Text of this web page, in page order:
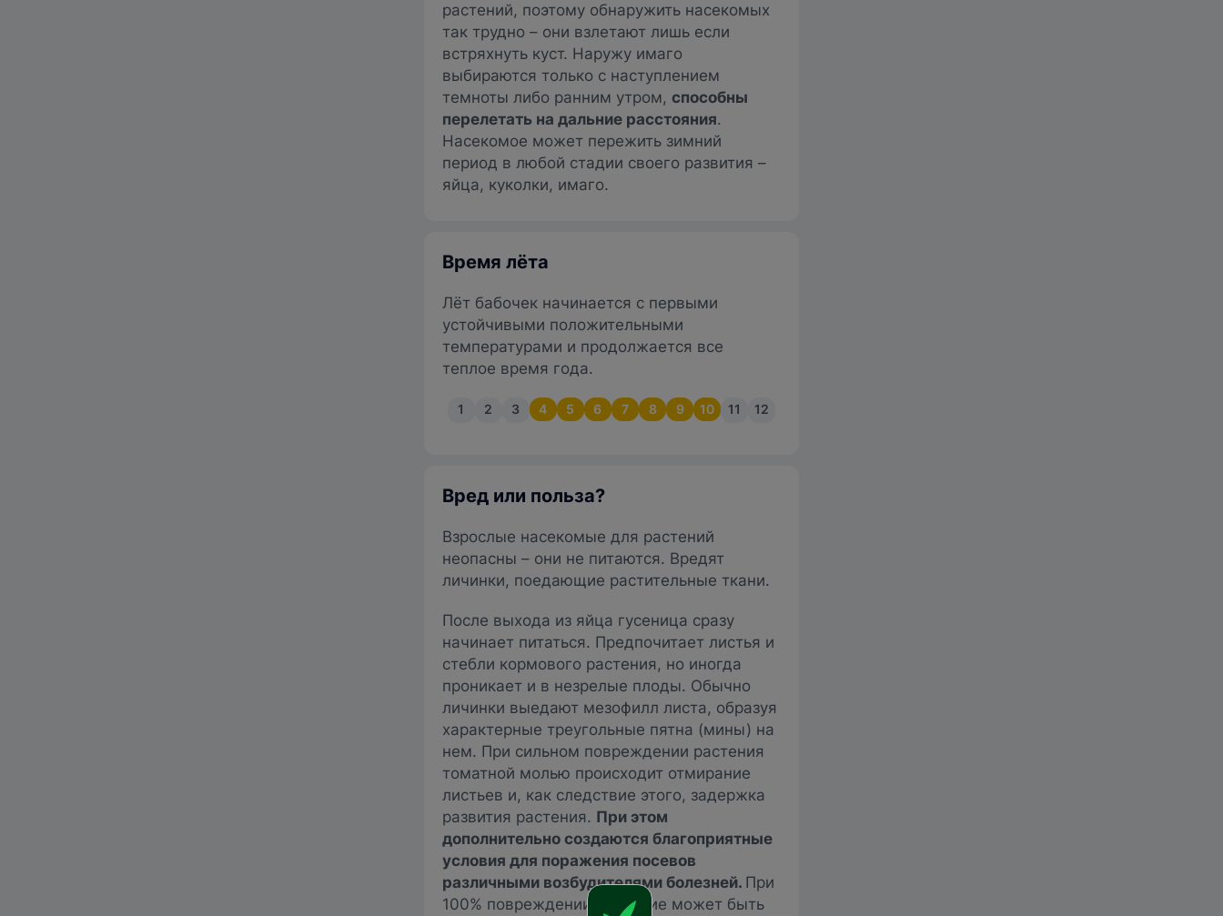
растений, поэтому обнаружить насекомых
так трудно – они взлетают лишь если
встряхнуть куст. Наружу имаго
выбираются только с наступлением
темноты либо ранним утром, способны
перелетать на дальние расстояния.
Насекомое может пережить зимний
период в любой стадии своего развития –
яйца, куколки, имаго.
Время лёта
Лёт бабочек начинается с первыми
устойчивыми положительными
температурами и продолжается все
теплое время года.
1 2 3 4 5 6 7 8 9 10 11 12
Вред или польза?
Взрослые насекомые для растений
неопасны – они не питаются. Вредят
личинки, поедающие растительные ткани.
После выхода из яйца гусеница сразу
начинает питаться. Предпочитает листья и
стебли кормового растения, но иногда
проникает и в незрелые плоды. Обычно
личинки выедают мезофилл листа, образуя
характерные треугольные пятна (мины) на
нем. При сильном повреждении растения
томатной молью происходит отмирание
листьев и, как следствие этого, задержка
развития растения. При этом
дополнительно создаются благоприятные
условия для поражения посевов
различными возбудителями болезней. При
100% повреждении растение может быть